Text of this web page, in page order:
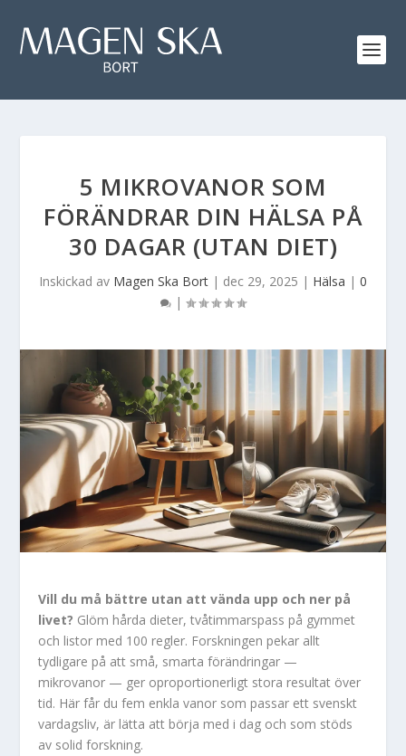
5 MIKROVANOR SOM
FÖRÄNDRAR DIN HÄLSA PÅ
30 DAGAR (UTAN DIET)
Inskickad av Magen Ska Bort | dec 29, 2025 | Hälsa | 0
|
Vill du må bättre utan att vända upp och ner på
livet? Glöm hårda dieter, tvåtimmarspass på gymmet
och listor med 100 regler. Forskningen pekar allt
tydligare på att små, smarta förändringar —
mikrovanor — ger oproportionerligt stora resultat över
tid. Här får du fem enkla vanor som passar ett svenskt
vardagsliv, är lätta att börja med i dag och som stöds
av solid forskning.